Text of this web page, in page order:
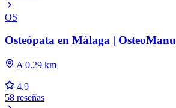
OS
Osteópata en Málaga | OsteoManu
A 0.29 km
4.9
58 reseñas